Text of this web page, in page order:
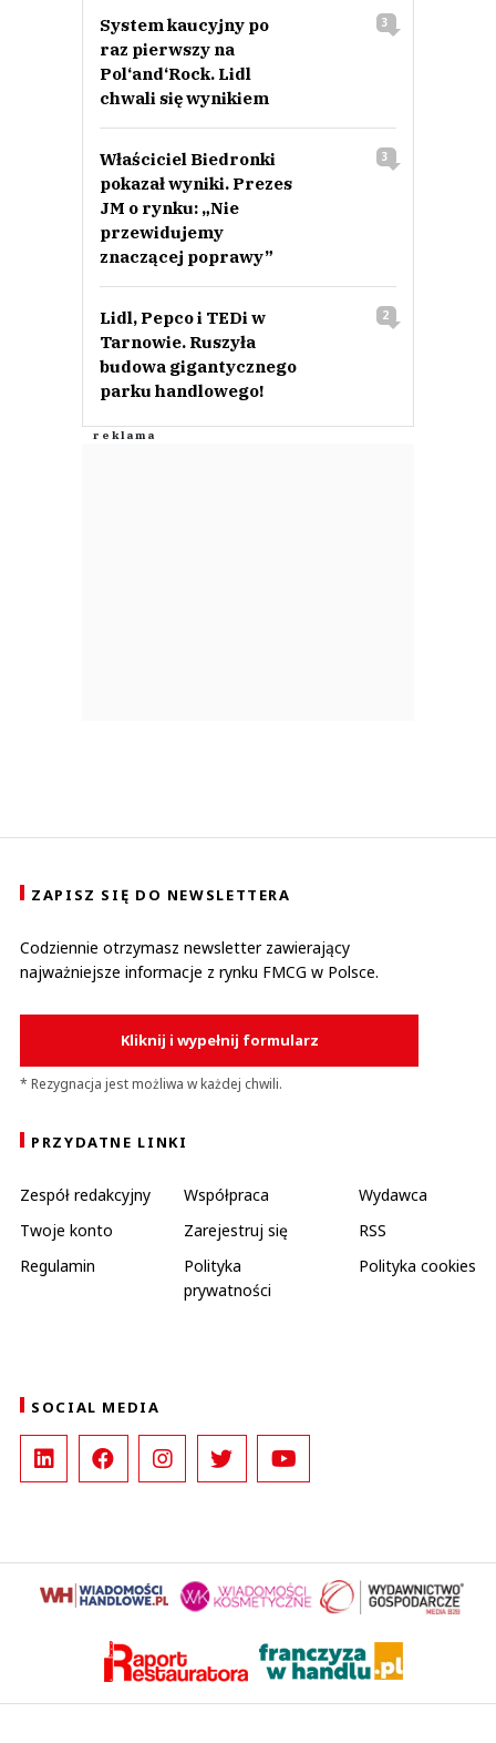
System kaucyjny po
raz pierwszy na
Pol‘and‘Rock. Lidl
chwali się wynikiem
3
Właściciel Biedronki
pokazał wyniki. Prezes
JM o rynku: „Nie
przewidujemy
znaczącej poprawy”
3
Lidl, Pepco i TEDi w
Tarnowie. Ruszyła
budowa gigantycznego
parku handlowego!
2
ZAPISZ SIĘ DO NEWSLETTERA
Codziennie otrzymasz newsletter zawierający
najważniejsze informacje z rynku FMCG w Polsce.
Kliknij i wypełnij formularz
* Rezygnacja jest możliwa w każdej chwili.
PRZYDATNE LINKI
Zespół redakcyjny Współpraca
Wydawca
Twoje konto
Zarejestruj się
RSS
Regulamin
Polityka
prywatności
Polityka cookies
SOCIAL MEDIA